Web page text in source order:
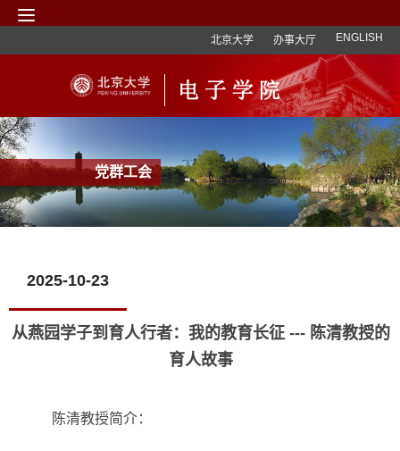
北京大学 办事大厅 ENGLISH
党群工会
2025-10-23
从燕园学子到育人行者：我的教育长征 --- 陈清教授的
育人故事
陈清教授简介：